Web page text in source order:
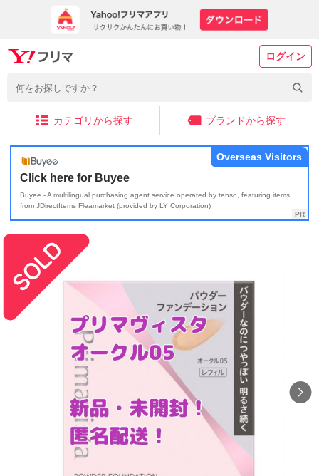
ログイン
カテゴリから探す ブランドから探す
Click here for Buyee
Buyee - A multilingual purchasing agent service operated by tenso, featuring items
from JDirectItems Fleamarket (provided by LY Corporation)
Overseas Visitors